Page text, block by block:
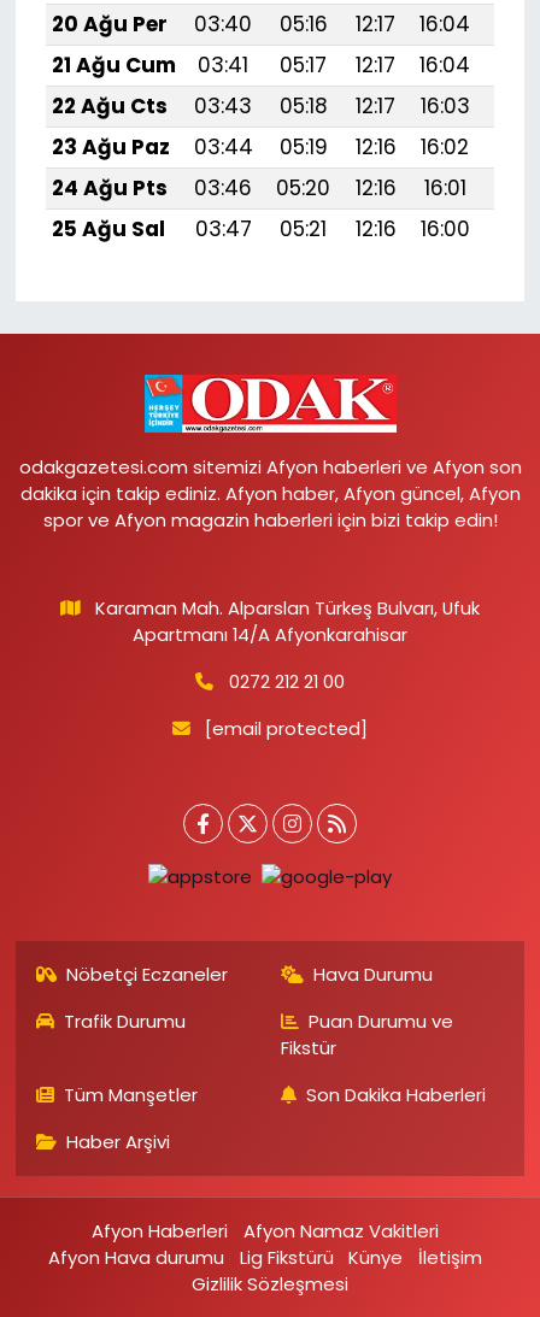
20 Ağu Per
03:40 05:16 12:17 16:04
21 Ağu Cum
03:41 05:17 12:17 16:04
22 Ağu Cts
03:43 05:18 12:17 16:03
23 Ağu Paz
03:44 05:19 12:16 16:02
24 Ağu Pts
03:46 05:20 12:16 16:01
25 Ağu Sal
03:47 05:21 12:16 16:00
odakgazetesi.com sitemizi Afyon haberleri ve Afyon son
dakika için takip ediniz. Afyon haber, Afyon güncel, Afyon
spor ve Afyon magazin haberleri için bizi takip edin!
Karaman Mah. Alparslan Türkeş Bulvarı, Ufuk
Apartmanı 14/A Afyonkarahisar
0272 212 21 00
[email protected]
Nöbetçi Eczaneler
Hava Durumu
Trafik Durumu
Puan Durumu ve
Fikstür
Tüm Manşetler
Son Dakika Haberleri
Haber Arşivi
Afyon Haberleri
Afyon Namaz Vakitleri
Afyon Hava durumu
Lig Fikstürü Künye
İletişim
Gizlilik Sözleşmesi